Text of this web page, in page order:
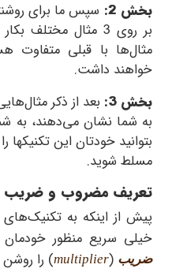
بخش 2:
سپس ما برای
بر روی 3 مثال
مثال‌ها با قبلی متفاوت
خواهند داشت.
بخش 3:
بعد از ذکر
به شما نشان می‌دهند، به
بتوانید خودتان این تکنیکها
مسلط شوید.
تعریف مضروب و ضریب
پیش از اینکه به تکنیک‌های
خیلی سریع منظور
ضریب (
multiplier) را روشن